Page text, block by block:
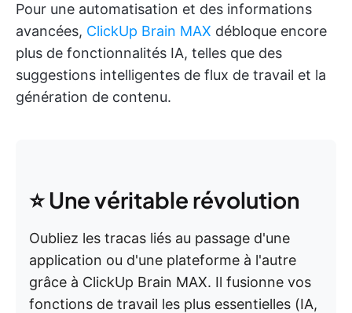
Pour une automatisation et des informations
avancées, ClickUp Brain MAX débloque encore
plus de fonctionnalités IA, telles que des
suggestions intelligentes de flux de travail et la
génération de contenu.
⭐ Une véritable révolution
Oubliez les tracas liés au passage d'une
application ou d'une plateforme à l'autre
grâce à ClickUp Brain MAX. Il fusionne vos
fonctions de travail les plus essentielles (IA,